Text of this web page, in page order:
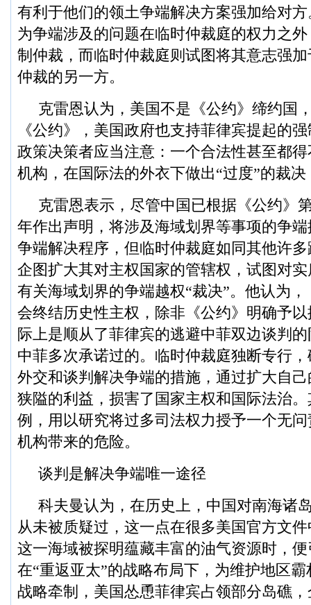
有利于他们的领土争端解决方案强加给对
为争端涉及的问题在临时仲裁庭的权力之
制仲裁，而临时仲裁庭则试图将其意志强
仲裁的另一方。
克雷恩认为，美国不是《公约》缔约国
《公约》，美国政府也支持菲律宾提起的
政策决策者应当注意：一个合法性甚至都
机构，在国际法的外衣下做出“过度”的裁
克雷恩表示，尽管中国已根据《公约》
年作出声明，将涉及海域划界等事项的争
争端解决程序，但临时仲裁庭如同其他许
企图扩大其对主权国家的管辖权，试图对
有关海域划界的争端越权“裁决”。他认为
会终结历史性主权，除非《公约》明确予
际上是顺从了菲律宾的逃避中菲双边谈判
中菲多次承诺过的。临时仲裁庭独断专行
外交和谈判解决争端的措施，通过扩大自
狭隘的利益，损害了国家主权和国际法治
例，用以研究将过多司法权力授予一个无
机构带来的危险。
谈判是解决争端唯一途径
科夫曼认为，在历史上，中国对南海诸
从未被质疑过，这一点在很多美国官方文
这一海域被探明蕴藏丰富的油气资源时，
在“重返亚太”的战略布局下，为维护地区
战略牵制，美国怂恿菲律宾占领部分岛礁